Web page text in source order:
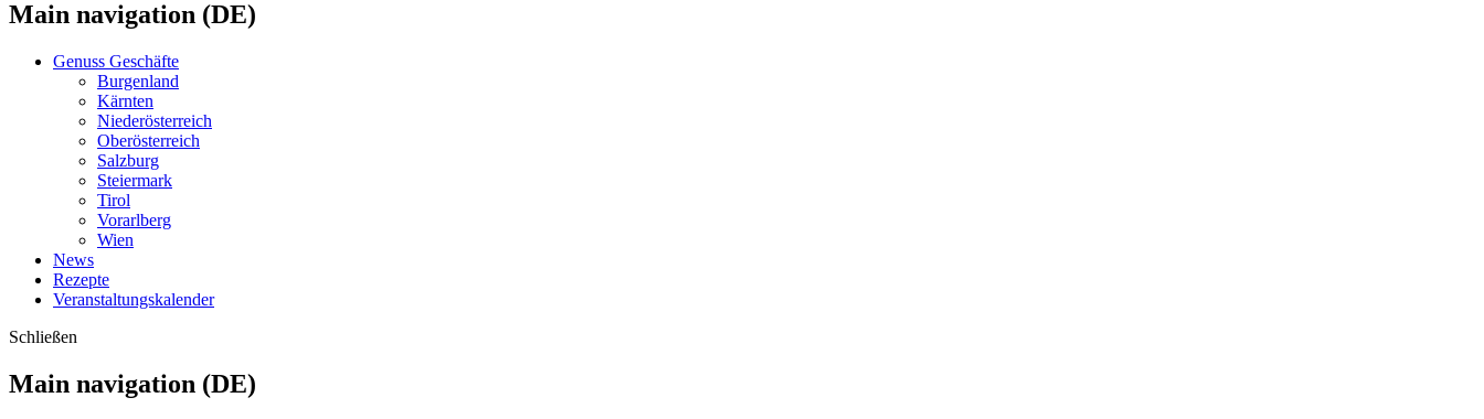
Main navigation (DE)
Genuss Geschäfte
Burgenland
Kärnten
Niederösterreich
Oberösterreich
Salzburg
Steiermark
Tirol
Vorarlberg
Wien
News
Rezepte
Veranstaltungskalender
Schließen
Main navigation (DE)